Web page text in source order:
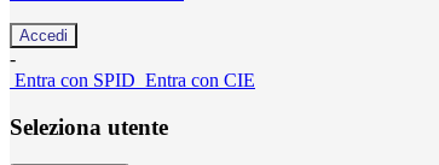
-
Entra con SPID Entra con CIE
Seleziona utente